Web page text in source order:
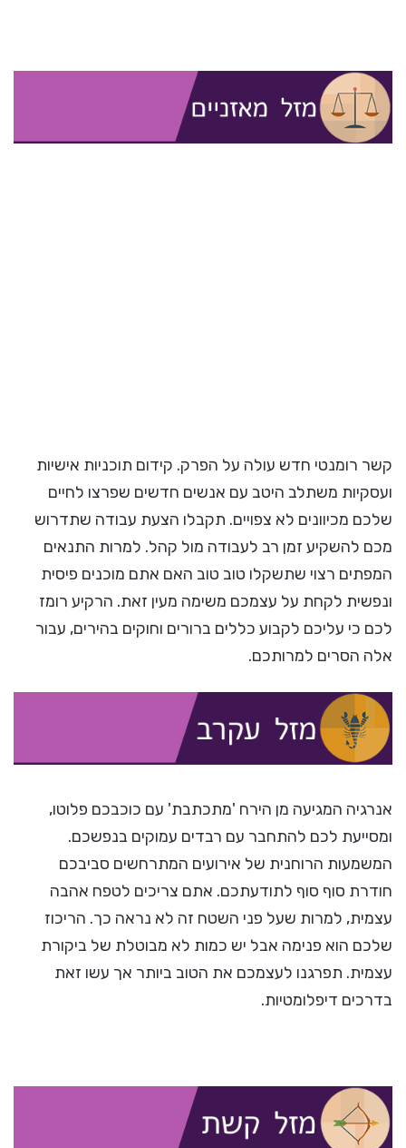
קשר רומנטי חדש עולה על הפרק. קידום תוכניות אישיות
ועסקיות משתלב היטב עם אנשים חדשים שפרצו לחיים
שלכם מכיוונים לא צפויים. תקבלו הצעת עבודה שתדרוש
מכם להשקיע זמן רב לעבודה מול קהל. למרות התנאים
המפתים רצוי שתשקלו טוב טוב האם אתם מוכנים פיסית
ונפשית לקחת על עצמכם משימה מעין זאת. הרקיע רומז
לכם כי עליכם לקבוע כללים ברורים וחוקים בהירים, עבור
אלה הסרים למרותכם.
אנרגיה המגיעה מן הירח 'מתכתבת' עם כוכבכם פלוטו,
ומסייעת לכם להתחבר עם רבדים עמוקים בנפשכם.
המשמעות הרוחנית של אירועים המתרחשים סביבכם
חודרת סוף סוף לתודעתכם. אתם צריכים לטפח אהבה
עצמית, למרות שעל פני השטח זה לא נראה כך. הריכוז
שלכם הוא פנימה אבל יש כמות לא מבוטלת של ביקורת
עצמית. תפרגנו לעצמכם את הטוב ביותר אך עשו זאת
בדרכים דיפלומטיות.